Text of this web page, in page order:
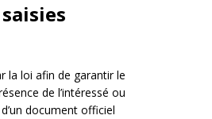
la loi afin de garantir le
de l’intéressé ou
document officiel